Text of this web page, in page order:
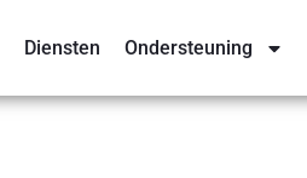
Diensten Ondersteuning